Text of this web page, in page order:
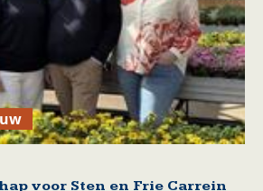
voor Sten en Frie Carrein